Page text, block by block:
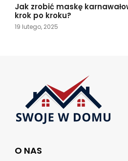
Jak zrobić maskę
krok po kroku?
19 lutego, 2025
O NAS